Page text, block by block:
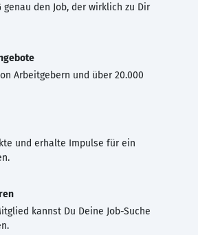
genau den Job, der wirklich zu Dir
Arbeitgebern und über 20.000
und erhalte Impulse für ein
kannst Du Deine Job-Suche